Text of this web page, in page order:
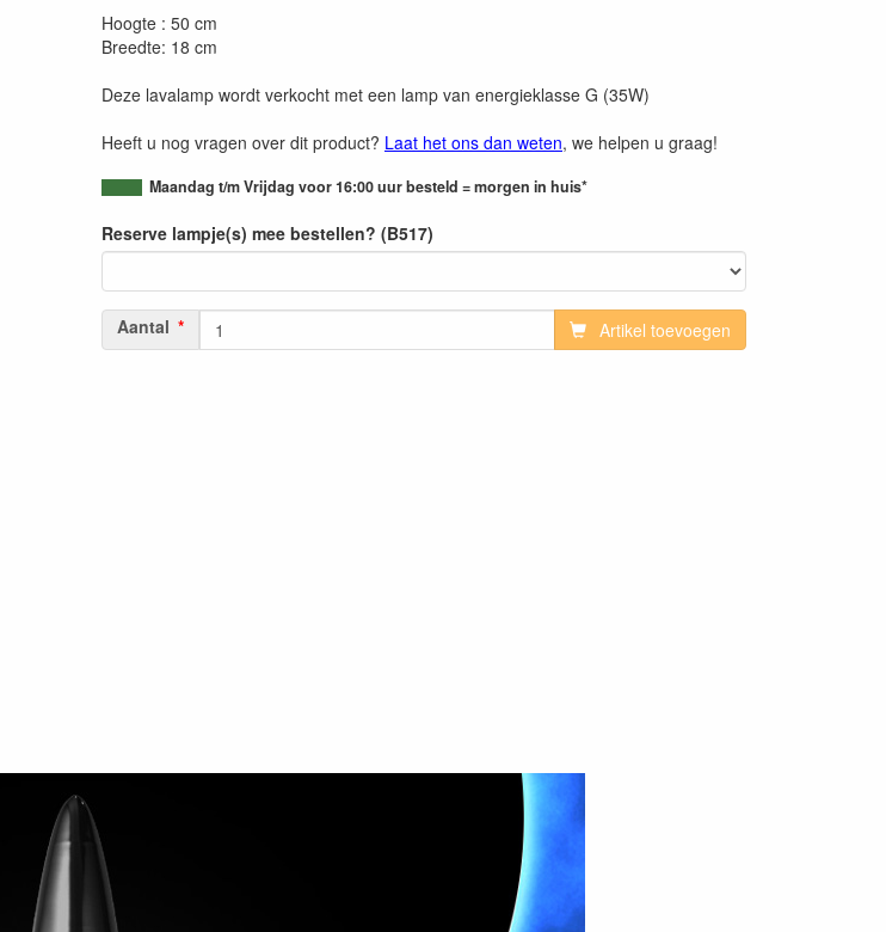
Hoogte : 50 cm
Breedte: 18 cm
Deze lavalamp wordt verkocht met een lamp van energieklasse G (35W)
Heeft u nog vragen over dit product? Laat het ons dan weten, we helpen u graag!
Maandag t/m Vrijdag voor 16:00 uur besteld = morgen in huis*
Reserve lampje(s) mee bestellen? (B517)
Aantal Artikel toevoegen